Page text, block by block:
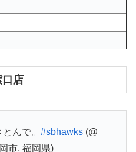
店
んで。 #sbhawks(@
市, 福岡県)